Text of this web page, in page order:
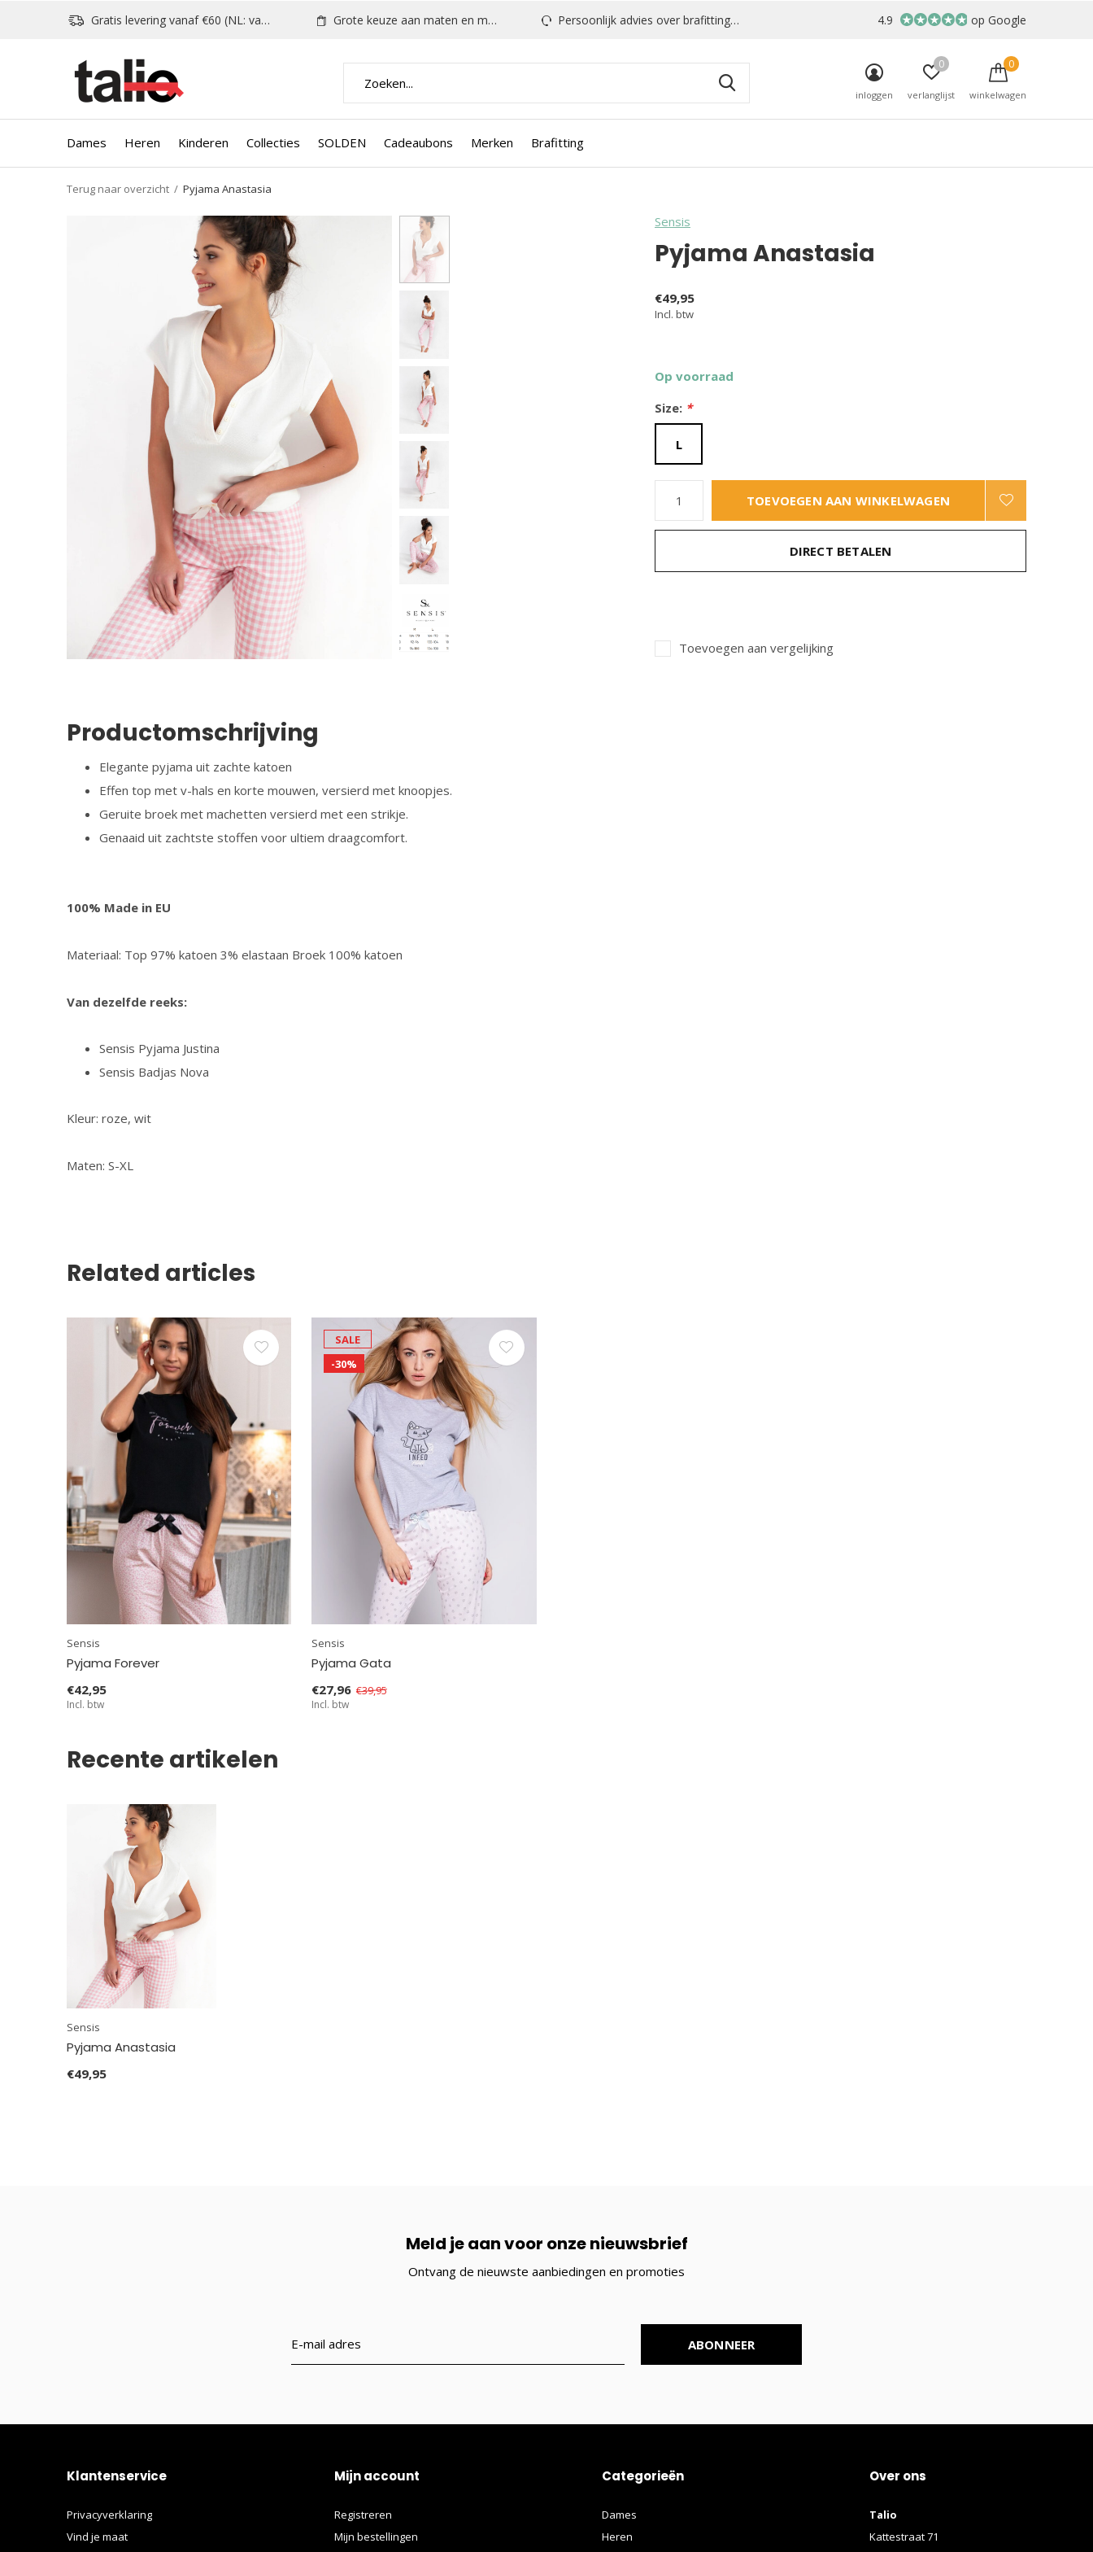
Dames Heren Kinderen Collecties SOLDEN Cadeaubons Merken Brafitting
inloggen verlanglijst
0
winkelwagen
0
Gratis levering vanaf €60 (NL: vanaf €80) Grote keuze aan maten en modellen Persoonlijk advies over brafitting & meer 4.9 op Google
Terug naar overzicht Pyjama Anastasia
Sensis
Pyjama Anastasia
€49,95
Incl. btw
Op voorraad
Size: *
L
TOEVOEGEN AAN WINKELWAGEN
DIRECT BETALEN
Toevoegen aan vergelijking
Productomschrijving
Elegante pyjama uit zachte katoen
Effen top met v-hals en korte mouwen, versierd met knoopjes.
Geruite broek met machetten versierd met een strikje.
Genaaid uit zachtste stoffen voor ultiem draagcomfort.
100% Made in EU
Materiaal: Top 97% katoen 3% elastaan Broek 100% katoen
Van dezelfde reeks:
Sensis Pyjama Justina
Sensis Badjas Nova
Kleur: roze, wit
Maten: S-XL
Related articles
Sensis
Pyjama Forever
€42,95
Incl. btw
SALE
-30%
Sensis
Pyjama Gata
€27,96 €39,95
Incl. btw
Recente artikelen
Sensis
Pyjama Anastasia
€49,95
Meld je aan voor onze nieuwsbrief
Ontvang de nieuwste aanbiedingen en promoties
ABONNEER
Klantenservice
Privacyverklaring
Vind je maat
Mijn account
Registreren
Mijn bestellingen
Categorieën
Dames
Heren
Over ons
Talio
Kattestraat 71